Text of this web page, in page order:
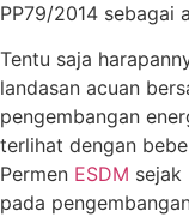
PP79/2014 sebagai
Tentu saja
landasan acuan
pengembangan
terlihat dengan
Permen ESDM sejak
pada